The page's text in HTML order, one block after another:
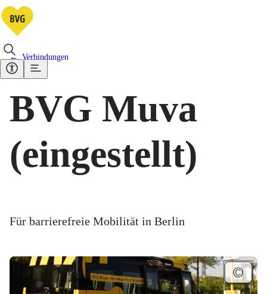
Verbindungen
BVG Muva
(eingestellt)
Für barrierefreie Mobilität in Berlin